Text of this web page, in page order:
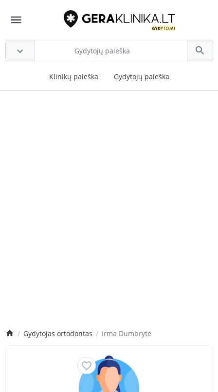
Klinikų paieška Gydytojų paieška
Gydytojas ortodontas Irma Dumbrytė